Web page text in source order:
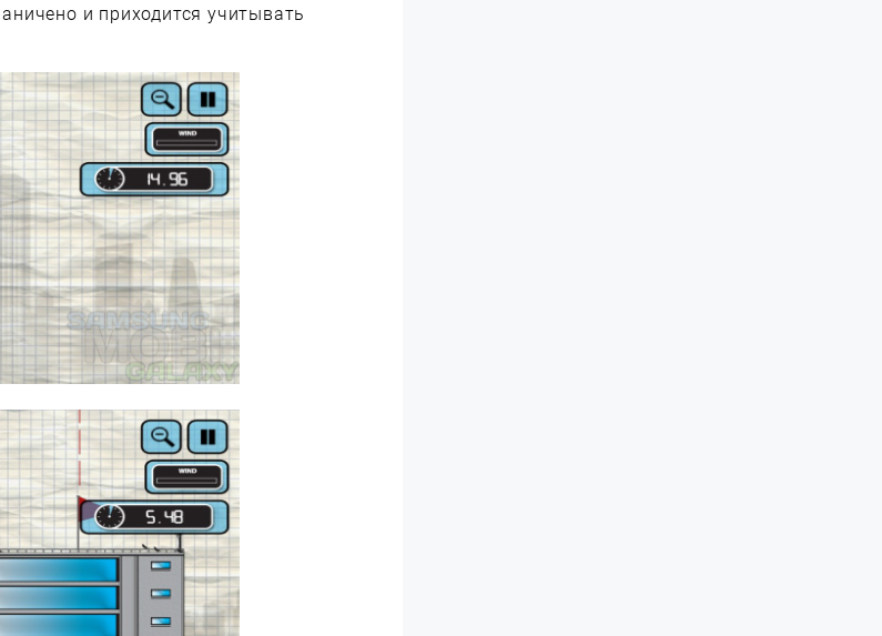
и приходится учитывать